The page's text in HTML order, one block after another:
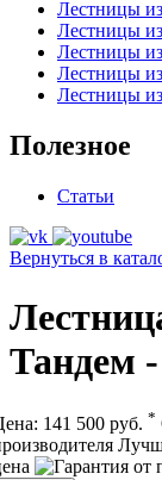
Лестницы
Лестницы
Лестницы
Лестницы
Лестницы
Полезное
Статьи
Вернуться в
Тандем
141 500 руб. *